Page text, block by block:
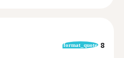
format_quote 8